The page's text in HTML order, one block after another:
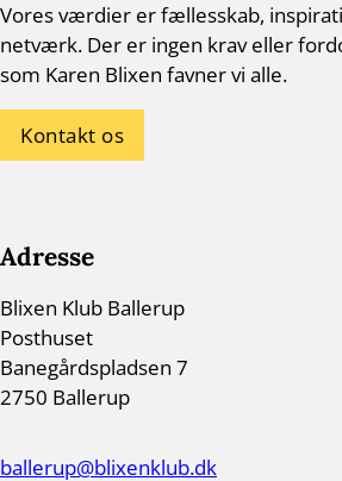
Vores værdier er fællesskab,
netværk. Der er ingen krav eller
som Karen Blixen favner vi alle.
Kontakt os
Adresse
Blixen Klub Ballerup
Posthuset
Banegårdspladsen 7
2750 Ballerup
ballerup@blixenklub.dk